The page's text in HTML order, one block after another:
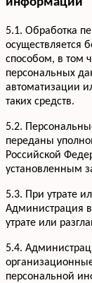
Мы онлайн,
5.1. Обработка
осуществляется
способом, в том
персональных
автоматизации
таких средств.
5.2.
переданы
Российской
установленным
5.3. При утрате
Администрация
утрате или
5.4.
персональной